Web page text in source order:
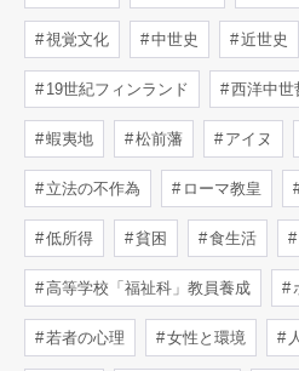
視覚文化 中世史 近世史
19世紀フィンランド 西洋中世
蝦夷地 松前藩 アイヌ
立法の不作為 ローマ教皇
低所得 貧困 食生活
高等学校「福祉科」教員養成
若者の心理 女性と環境